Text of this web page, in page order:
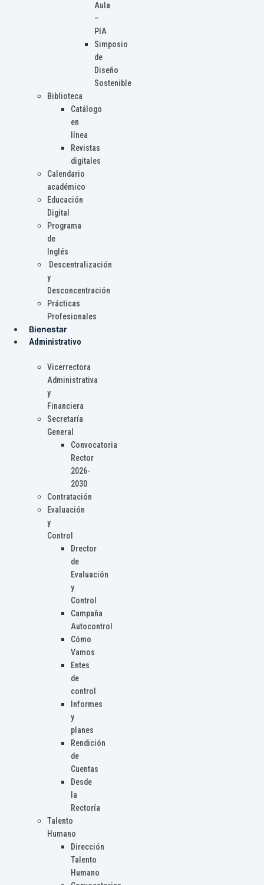
Aula
–
PIA
Simposio
de
Diseño
Sostenible
Biblioteca
Catálogo
en
línea
Revistas
digitales
Calendario
académico
Educación
Digital
Programa
de
Inglés
Descentralización
y
Desconcentración
Prácticas
Profesionales
Bienestar
Administrativo
Vicerrectora
Administrativa
y
Financiera
Secretaría
General
Convocatoria
Rector
2026-
2030
Contratación
Evaluación
y
Control
Drector
de
Evaluación
y
Control
Campaña
Autocontrol
Cómo
Vamos
Entes
de
control
Informes
y
planes
Rendición
de
Cuentas
Desde
la
Rectoría
Talento
Humano
Dirección
Talento
Humano